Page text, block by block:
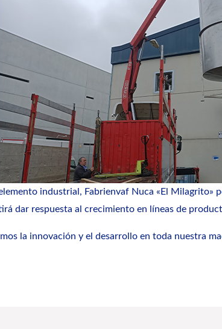
industrial, Fabrienvaf Nuca «El Milagrito»
dar respuesta al crecimiento en líneas de
la innovación y el desarrollo en toda nuestra